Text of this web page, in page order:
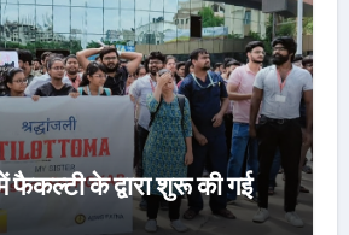
फैकल्टी के द्वारा शुरू की गई